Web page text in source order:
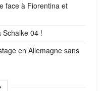
face à Fiorentina et
Schalke 04 !
en Allemagne sans